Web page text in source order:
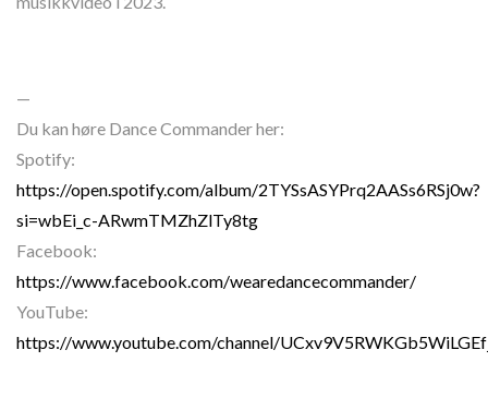
—
Du kan høre Dance Commander her:
Spotify:
https://open.spotify.com/album/2TYSsASYPrq2AASs6RSj0w?
si=wbEi_c-ARwmTMZhZlTy8tg
Facebook:
https://www.facebook.com/wearedancecommander/
YouTube:
https://www.youtube.com/channel/